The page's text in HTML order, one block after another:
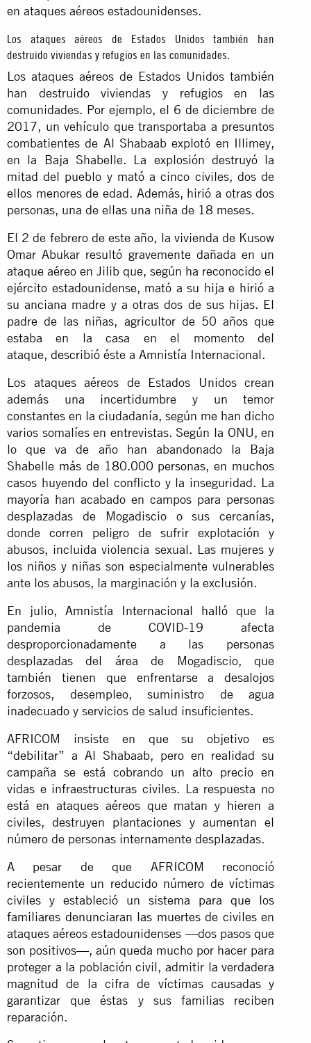
en ataques aéreos estadounidenses.
Los ataques aéreos de Estados Unidos también han
destruido viviendas y refugios en las comunidades.
Los ataques aéreos de Estados Unidos también
han destruido viviendas y refugios en las
comunidades. Por ejemplo, el 6 de diciembre de
2017, un vehículo que transportaba a presuntos
combatientes de Al Shabaab explotó en Illimey,
en la Baja Shabelle. La explosión destruyó la
mitad del pueblo y mató a cinco civiles, dos de
ellos menores de edad. Además, hirió a otras dos
personas, una de ellas una niña de 18 meses.
El 2 de febrero de este año, la vivienda de Kusow
Omar Abukar resultó gravemente dañada en un
ataque aéreo en Jilib que, según ha reconocido el
ejército estadounidense, mató a su hija e hirió a
su anciana madre y a otras dos de sus hijas. El
padre de las niñas, agricultor de 50 años que
estaba en la casa en el momento del
ataque, describió éste a Amnistía Internacional.
Los ataques aéreos de Estados Unidos crean
además una incertidumbre y un temor
constantes en la ciudadanía, según me han dicho
varios somalíes en entrevistas. Según la ONU, en
lo que va de año han abandonado la Baja
Shabelle más de 180.000 personas, en muchos
casos huyendo del conflicto y la inseguridad. La
mayoría han acabado en campos para personas
desplazadas de Mogadiscio o sus cercanías,
donde corren peligro de sufrir explotación y
abusos, incluida violencia sexual. Las mujeres y
los niños y niñas son especialmente vulnerables
ante los abusos, la marginación y la exclusión.
En julio,Amnistía Internacional halló que la
pandemia de COVID-19 afecta
desproporcionadamente a las personas
desplazadas del área de Mogadiscio, que
también tienen que enfrentarse a desalojos
forzosos, desempleo, suministro de agua
inadecuado y servicios de salud insuficientes.
AFRICOM insiste en que su objetivo es
“debilitar” a Al Shabaab, pero en realidad su
campaña se está cobrando un alto precio en
vidas e infraestructuras civiles. La respuesta no
está en ataques aéreos que matan y hieren a
civiles, destruyen plantaciones y aumentan el
número de personas internamente desplazadas.
A pesar de que AFRICOM reconoció
recientemente un reducido número de víctimas
civiles y estableció unsistema para que los
familiares denunciaran las muertes de civilesen
ataques aéreos estadounidenses —dos pasos que
son positivos—, aún queda mucho por hacer para
proteger a la población civil, admitir la verdadera
magnitud de la cifra de víctimas causadas y
garantizar que éstas y sus familias reciben
reparación.